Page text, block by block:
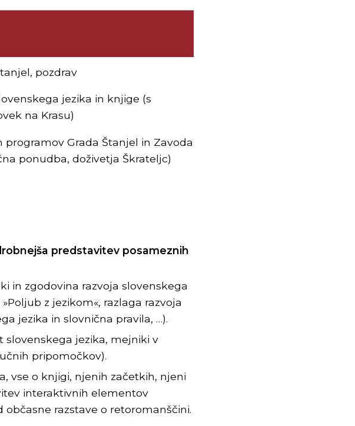
pozdrav
jezika in knjige (s
na Krasu)
Grada Štanjel in Zavoda
ponudba, doživetja Škrateljc)
predstavitev posameznih
in zgodovina razvoja slovenskega
z jezikom«, razlaga razvoja
jezika in slovnična pravila, …).
slovenskega jezika, mejniki v
pripomočkov).
vse o knjigi, njenih začetkih, njeni
interaktivnih elementov
razstave o retoromanščini.